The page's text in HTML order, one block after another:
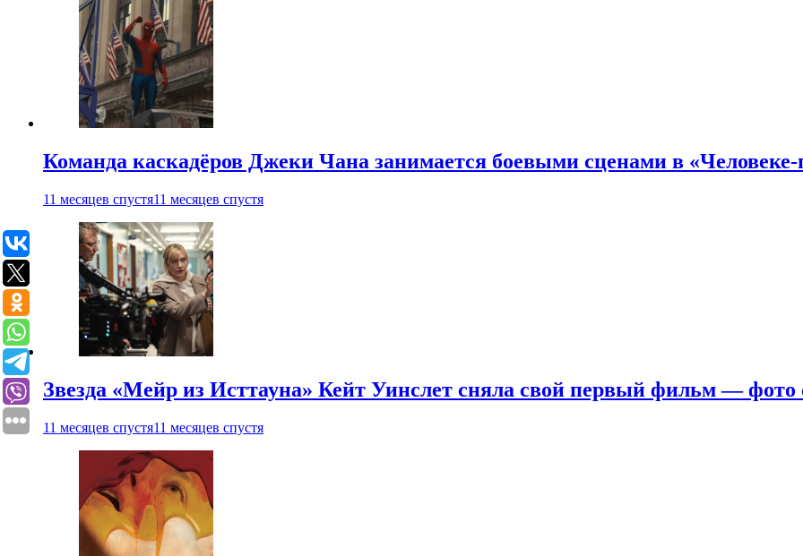
Команда каскадёров Джеки Чана занимается боевыми сценами в «Человеке-
11 месяцев спустя11 месяцев спустя
Звезда «Мейр из Исттауна» Кейт Уинслет сняла свой первый фильм — фото
11 месяцев спустя11 месяцев спустя